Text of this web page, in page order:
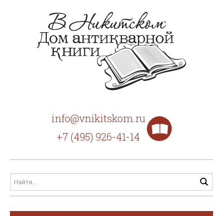
info@vnikitskom.ru
+7 (495) 926-41-14